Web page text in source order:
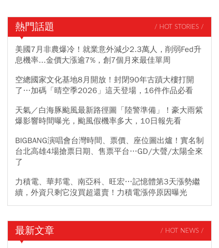
熱門話題 / HOT STORIES /
美國7月非農爆冷！就業意外減少2.3萬人，削弱Fed升
息機率...金價大漲逾7%，創7個月來最佳單周
空總國家文化基地8月開放！封閉90年古蹟大樓打開
了…加碼「晴空季2026」這天登場，16件作品必看
天氣／白海豚颱風最新路徑圖「陸警準備」！豪大雨紫
爆影響時間曝光，颱風假機率多大，10日報先看
BIGBANG演唱會台灣時間、票價、座位圖出爐！實名制
台北高雄4場搶票日期、售票平台…GD/大聲/太陽全來
了
力積電、華邦電、南亞科、旺宏…記憶體第3天漲勢繼
續，外資只剩它沒買超還賣！力積電漲停原因曝光
最新文章 / HOT NEWS /